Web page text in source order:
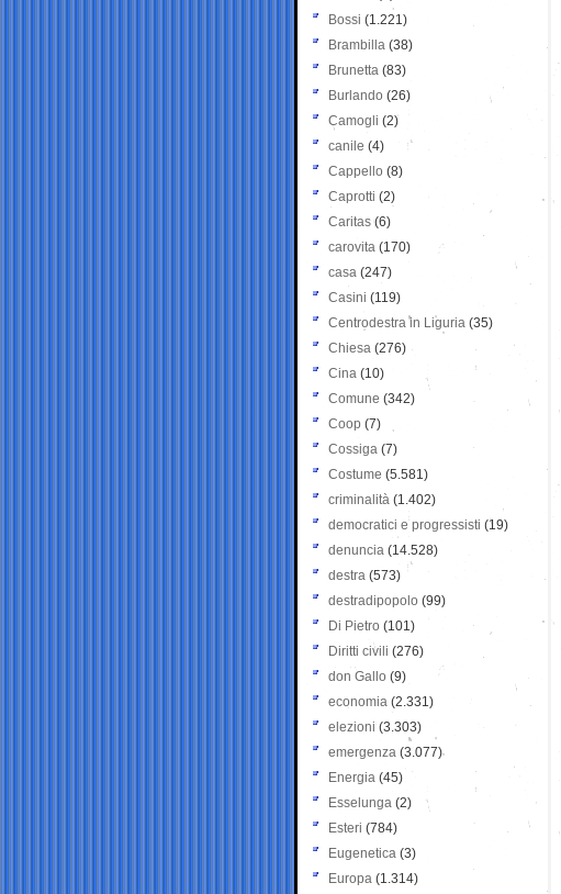
Bossi (1.221)
Brambilla (38)
Brunetta (83)
Burlando (26)
Camogli (2)
canile (4)
Cappello (8)
Caprotti (2)
Caritas (6)
carovita (170)
casa (247)
Casini (119)
Centrodestra in Liguria (35)
Chiesa (276)
Cina (10)
Comune (342)
Coop (7)
Cossiga (7)
Costume (5.581)
criminalità (1.402)
democratici e progressisti (19)
denuncia (14.528)
destra (573)
destradipopolo (99)
Di Pietro (101)
Diritti civili (276)
don Gallo (9)
economia (2.331)
elezioni (3.303)
emergenza (3.077)
Energia (45)
Esselunga (2)
Esteri (784)
Eugenetica (3)
Europa (1.314)